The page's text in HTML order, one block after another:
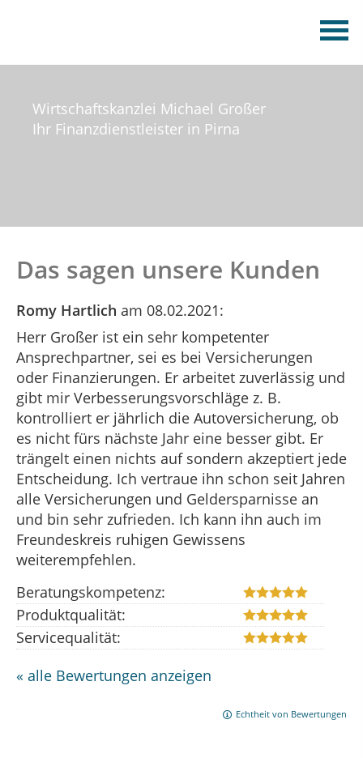
Wirtschaftskanzlei Michael Großer
Ihr Finanzdienstleister in Pirna
Das sagen unsere Kunden
Romy Hartlich am 08.02.2021:
Herr Großer ist ein sehr kompetenter
Ansprechpartner, sei es bei Versicherungen
oder Finanzierungen. Er arbeitet zuverlässig und
gibt mir Verbesserungsvorschläge z. B.
kontrolliert er jährlich die Autoversicherung, ob
es nicht fürs nächste Jahr eine besser gibt. Er
trängelt einen nichts auf sondern akzeptiert jede
Entscheidung. Ich vertraue ihn schon seit Jahren
alle Versicherungen und Geldersparnisse an
und bin sehr zufrieden. Ich kann ihn auch im
Freundeskreis ruhigen Gewissens
weiterempfehlen.
Beratungskompetenz:
Produktqualität:
Servicequalität:
« alle Bewertungen anzeigen
Echtheit von Bewertungen